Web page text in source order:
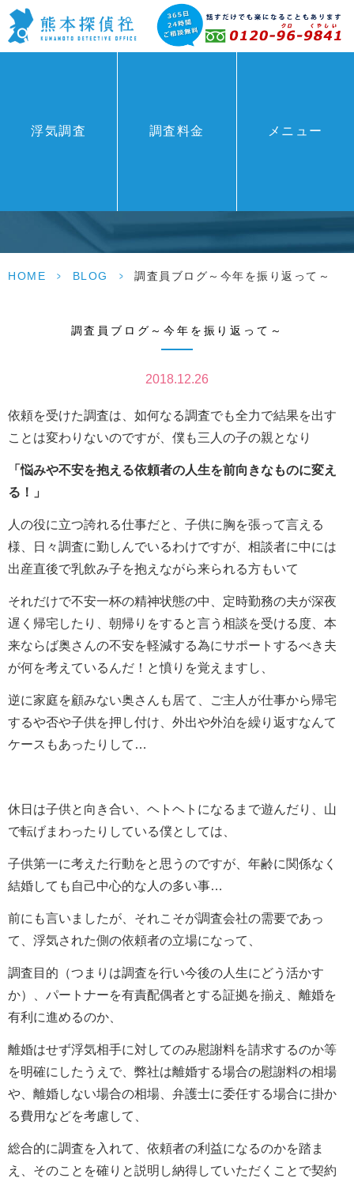
浮気調査 調査料金 メニュー
HOME > BLOG > 調査員ブログ～今年を振り返って～
調査員ブログ～今年を振り返って～
2018.12.26
依頼を受けた調査は、如何なる調査でも全力で結果を出す
ことは変わりないのですが、僕も三人の子の親となり
「悩みや不安を抱える依頼者の人生を前向きなものに変え
る！」
人の役に立つ誇れる仕事だと、子供に胸を張って言える
様、日々調査に勤しんでいるわけですが、相談者に中には
出産直後で乳飲み子を抱えながら来られる方もいて
それだけで不安一杯の精神状態の中、定時勤務の夫が深夜
遅く帰宅したり、朝帰りをすると言う相談を受ける度、本
来ならば奥さんの不安を軽減する為にサポートするべき夫
が何を考えているんだ！と憤りを覚えますし、
逆に家庭を顧みない奥さんも居て、ご主人が仕事から帰宅
するや否や子供を押し付け、外出や外泊を繰り返すなんて
ケースもあったりして…
休日は子供と向き合い、ヘトヘトになるまで遊んだり、山
で転げまわったりしている僕としては、
子供第一に考えた行動をと思うのですが、年齢に関係なく
結婚しても自己中心的な人の多い事…
前にも言いましたが、それこそが調査会社の需要であっ
て、浮気された側の依頼者の立場になって、
調査目的（つまりは調査を行い今後の人生にどう活かす
か）、パートナーを有責配偶者とする証拠を揃え、離婚を
有利に進めるのか、
離婚はせず浮気相手に対してのみ慰謝料を請求するのか等
を明確にしたうえで、弊社は離婚する場合の慰謝料の相場
や、離婚しない場合の相場、弁護士に委任する場合に掛か
る費用などを考慮して、
総合的に調査を入れて、依頼者の利益になるのかを踏ま
え、そのことを確りと説明し納得していただくことで契約